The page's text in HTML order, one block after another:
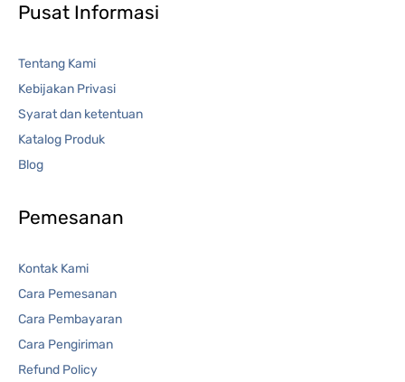
Pusat Informasi
Tentang Kami
Kebijakan Privasi
Syarat dan ketentuan
Katalog Produk
Blog
Pemesanan
Kontak Kami
Cara Pemesanan
Cara Pembayaran
Cara Pengiriman
Refund Policy